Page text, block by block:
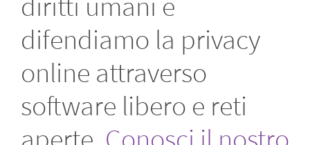
difendiamo la privacy
online attraverso
software libero e reti